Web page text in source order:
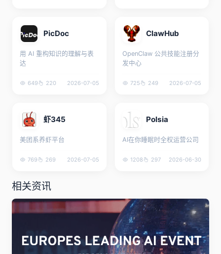
PicDoc
用 AI 重构知识的理解与表
达
649 220 2026-07-05
ClawHub
OpenClaw 公共技能注册分
发中心
725 249 2026-07-05
虾345
美团系养虾平台
769 269 2026-07-05
Polsia
AI在你睡眠时全权运营公司
1208 297 2026-06-30
相关资讯